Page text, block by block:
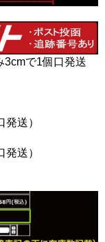
3cmで1個口発送
送）
送）